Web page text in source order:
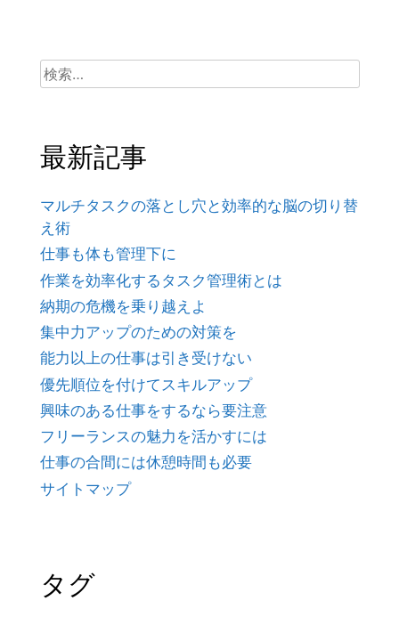
検
索:
最新記事
マルチタスクの落とし穴と効率的な脳の切り替
え術
仕事も体も管理下に
作業を効率化するタスク管理術とは
納期の危機を乗り越えよ
集中力アップのための対策を
能力以上の仕事は引き受けない
優先順位を付けてスキルアップ
興味のある仕事をするなら要注意
フリーランスの魅力を活かすには
仕事の合間には休憩時間も必要
サイトマップ
タグ